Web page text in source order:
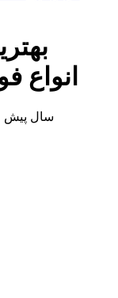
انواع
2 سال پیش